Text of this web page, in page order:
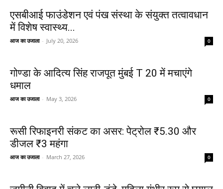
एसबीआई फाउंडेशन एवं पंख संस्था के संयुक्त तत्वावधान
में विशेष स्वास्थ्य...
आज का उजाला - July 20, 2026 0
गोण्डा के आदित्य सिंह राजपूत मुंबई T 20 में मचाएंगे
धमाल
आज का उजाला - May 3, 2026 0
रूसी रिफाइनरी संकट का असर: पेट्रोल ₹5.30 और
डीजल ₹3 महंगा
आज का उजाला - March 27, 2026 0